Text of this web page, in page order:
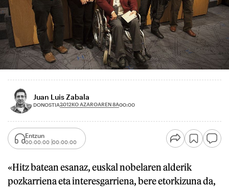
Juan Luis Zabala
DONOSTIA2012KO AZAROAREN 8A00:00
Entzun
00:00:00 00:00:00
«Hitz batean esanaz, euskal nobelaren alderik
pozkarriena eta interesgarriena, bere etorkizuna da,